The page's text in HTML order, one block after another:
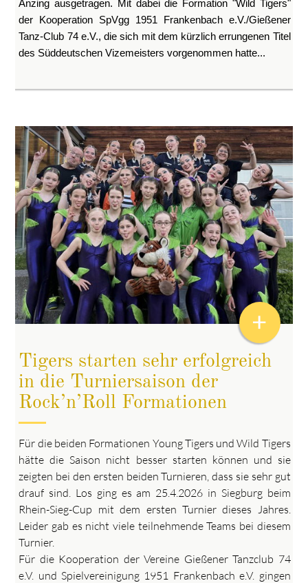
Anzing ausgetragen. Mit dabei die Formation "Wild Tigers"
der Kooperation SpVgg 1951 Frankenbach e.V./Gießener
Tanz-Club 74 e.V., die sich mit dem kürzlich errungenen Titel
des Süddeutschen Vizemeisters vorgenommen hatte...
Tigers starten sehr erfolgreich
in die Turniersaison der
Rock’n’Roll Formationen
Für die beiden Formationen Young Tigers und Wild Tigers
hätte die Saison nicht besser starten können und sie
zeigten bei den ersten beiden Turnieren, dass sie sehr gut
drauf sind. Los ging es am 25.4.2026 in Siegburg beim
Rhein-Sieg-Cup mit dem ersten Turnier dieses Jahres.
Leider gab es nicht viele teilnehmende Teams bei diesem
Turnier.
Für die Kooperation der Vereine Gießener Tanzclub 74
e.V. und Spielvereinigung 1951 Frankenbach e.V. gingen
+